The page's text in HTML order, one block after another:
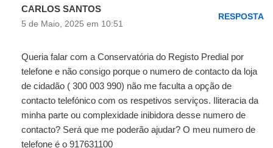
CARLOS SANTOS
5 de Maio, 2025 em 10:51
RESPOSTA
Queria falar com a Conservatória do Registo Predial por
telefone e não consigo porque o numero de contacto da loja
de cidadão ( 300 003 990) não me faculta a opção de
contacto telefónico com os respetivos serviços. Iliteracia da
minha parte ou complexidade inibidora desse numero de
contacto? Será que me poderão ajudar? O meu numero de
telefone é o 917631100